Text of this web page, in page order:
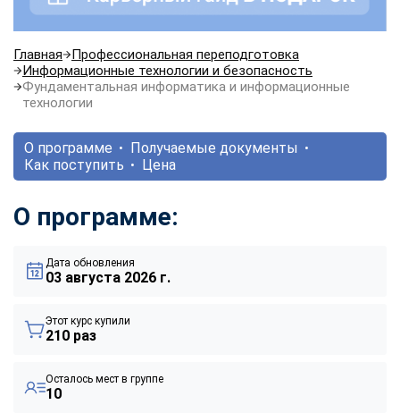
Главная
Профессиональная переподготовка
Информационные технологии и безопасность
Фундаментальная информатика и информационные
технологии
О программе
Получаемые документы
Как поступить
Цена
О программе:
Дата обновления
03 августа 2026 г.
Этот курс купили
210 раз
Осталось мест в группе
10